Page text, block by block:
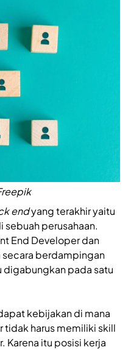
endyang terakhir yaitu
perusahaan.
End Developer dan
berdampingan
digabungkan pada satu
kebijakan di mana
tidak harus memiliki skill
Karena itu posisi kerja